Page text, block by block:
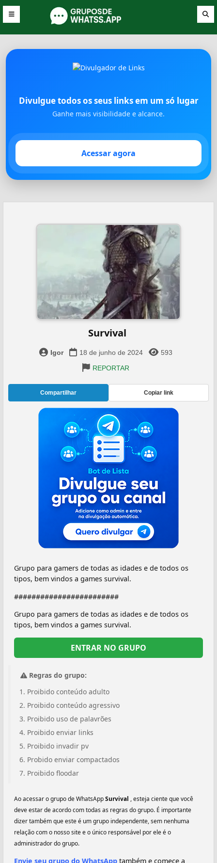
Divulgue todos os seus links em um só lugar
Ganhe mais visibilidade e alcance.
Acessar agora
Survival ‍
Igor 18 de junho de 2024
593
REPORTAR
Compartilhar Copiar link
Grupo para gamers de todas as idades e de todos os
tipos, bem vindos a games survival.
########################
Grupo para gamers de todas as idades e de todos os
tipos, bem vindos a games survival.
ENTRAR NO GRUPO
Regras do grupo:
Proibido conteúdo adulto
Proibido conteúdo agressivo
Proibido uso de palavrões
Proibido enviar links
Proibido invadir pv
Probido enviar compactados
Proibido floodar
Ao acessar o grupo de WhatsAppSurvival ‍ , esteja ciente que você
deve estar de acordo com todas as regras do grupo. É importante
dizer também que este é um grupo independente, sem nenhuma
relação com o nosso site e o único responsável por ele é o
administrador do grupo.
Envie seu grupo do WhatsApp também e comece a